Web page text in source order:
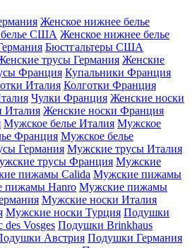
Женское нижнее белье
белье США Женское нижнее белье
Бюстгальтеры США
трусы Германия Женские
Франция Купальники Франция
Италия Колготки Франция
Чулки Франция Женские носки
Италия Женские носки Франция
Мужское белье Италия Мужское
Франция Мужское белье
Германия Мужские трусы Италия
трусы Франция Мужские
пижамы Calida Мужские пижамы
пижамы Hanro Мужские пижамы
Мужские носки Италия
Мужские носки Турция Подушки
Vosges Подушки Brinkhaus
Австрия Подушки Германия